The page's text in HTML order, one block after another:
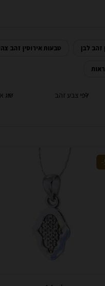
זהב לבן טבעות אירוסין זהב
לפי צבע זהב סוג